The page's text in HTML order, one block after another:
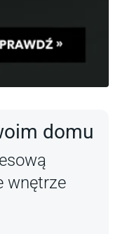
domu
wnętrze